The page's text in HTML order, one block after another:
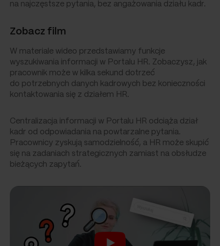
na najczęstsze pytania, bez angażowania działu kadr.
Zobacz film
W materiale wideo przedstawiamy funkcje
wyszukiwania informacji w Portalu HR. Zobaczysz, jak
pracownik może w kilka sekund dotrzeć
do potrzebnych danych kadrowych bez konieczności
kontaktowania się z działem HR.
Centralizacja informacji w Portalu HR odciąża dział
kadr od odpowiadania na powtarzalne pytania.
Pracownicy zyskują samodzielność, a HR może skupić
się na zadaniach strategicznych zamiast na obsłudze
bieżących zapytań.